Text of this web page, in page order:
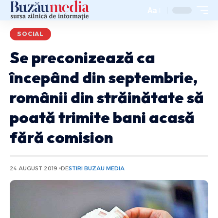
Aa
SOCIAL
Se preconizează ca
începând din septembrie,
românii din străinătate să
poată trimite bani acasă
fără comision
24 AUGUST 2019 DESTIRI BUZAU MEDIA